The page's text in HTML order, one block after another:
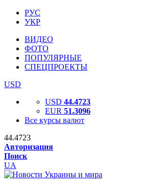
РУС
УКР
ВИДЕО
ФОТО
ПОПУЛЯРНЫЕ
СПЕЦПРОЕКТЫ
USD
USD 44.4723
EUR 51.3096
Все курсы валют
44.4723
Авторизация
Поиск
UA